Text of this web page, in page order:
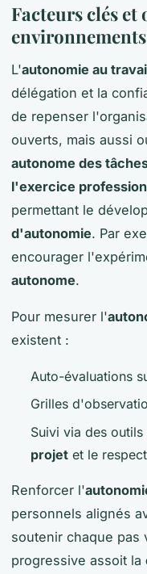
Facteurs clés
L'autonomie au
délégation et la
de repenser
ouverts, mais aussi
autonome des
l'exercice
permettant le
d'autonomie. Par
encourager
autonome.
Pour mesurer l'
existent :
Auto-évaluations
Grilles
Suivi via des
projet et le
Renforcer l'
personnels alignés
soutenir chaque pas
progressive assoit la